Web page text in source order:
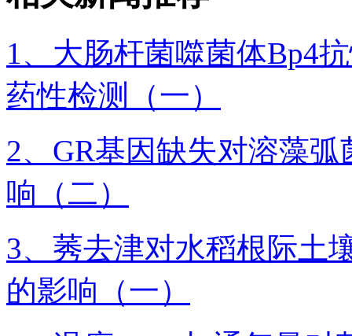
1、大肠杆菌噬菌体Bp4
药性检测（一）
2、GR基因缺失对溶藻
响（二）
3、莠去津对水稻根际土
的影响（一）